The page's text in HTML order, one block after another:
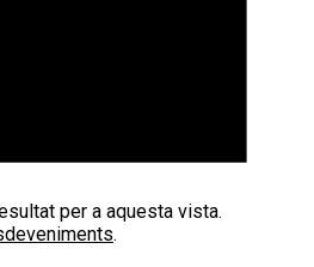
per a aquesta vista.
.